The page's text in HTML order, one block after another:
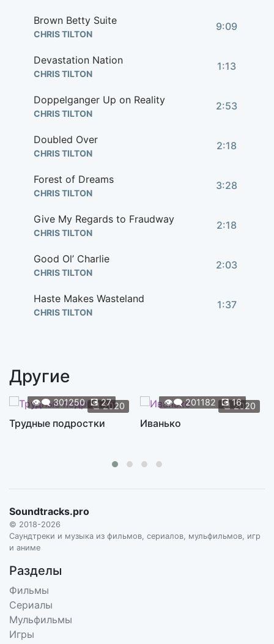
Brown Betty Suite
CHRIS TILTON
9:09
Devastation Nation
CHRIS TILTON
1:13
Doppelganger Up on Reality
CHRIS TILTON
2:53
Doubled Over
CHRIS TILTON
2:18
Forest of Dreams
CHRIS TILTON
3:28
Give My Regards to Fraudway
CHRIS TILTON
2:18
Good Ol’ Charlie
CHRIS TILTON
2:03
Haste Makes Wasteland
CHRIS TILTON
1:37
Love and Death on Observer Island
Love in the Time of Crossing Over
CHRIS TILTON
CHRIS TILTON
Over There
CHRIS TILTON
Quibbles and Fits
CHRIS TILTON
Red Russian Down
Другие
📆 2020
👁️‍🗨️301250 💽27
Трудные подростки
📆 2020
👁️‍🗨️201182 💽16
Иванько
Soundtracks.pro
© 2018-2026
Саундтреки и музыка из фильмов, сериалов, мульфильмов, игр
и аниме
Разделы
Фильмы
Сериалы
Мульфильмы
Игры